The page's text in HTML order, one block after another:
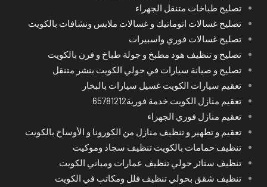
تصليح طباخات متنقل الجهراء
تصليح غسالات اتوماتيك و غسالات ملابس ونشافات بالكويت
تصليح غسالات فوري واسبيرات
تصليح و تنظيف هود مطبخ و جولة طباخ و فرن بالكويت
تصليح و صيانة سيارات في حولي الكويت بنشر متنقل
تعقيم سيارات الكويت غسيل سيارات بالبخار
تعقيم منازل الكويت خدمة فورية65781212
تعقيم منازل فوري الجهراء
تعقيم و تطهير و تنظيف منازل من الكورونا و الأوساخ بالكويت
تنظيف حمامات بالكويت تنظيف سجاد وموكيت
تنظيف ستائر حولي تنظيف عمارات ومباني الكويت
تنظيف شقق بحولي تنظيف فلل ومكاتب في الكويت